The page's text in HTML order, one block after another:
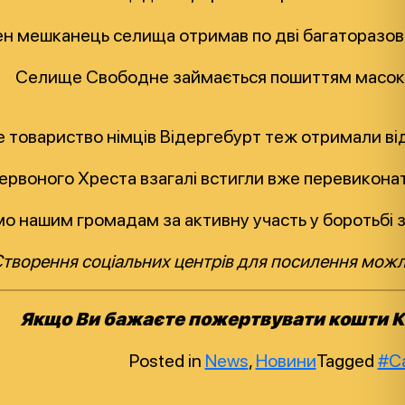
селища отримав по дві
Селище Свободне займається пошиттям масок
німців Відергебурт теж отримали
Хреста взагалі встигли вже
нашим громадам за активну участь у боротьбі
соціальних центрів для посилення
Якщо Ви бажаєте пожертвувати кошти
Posted in News, НовиниTagged